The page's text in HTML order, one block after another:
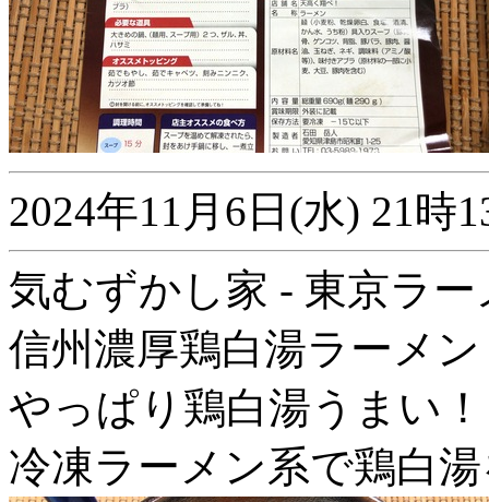
2024年11月6日(水) 21時
気むずかし家 - 東京ラ
信州濃厚鶏白湯ラーメン
やっぱり鶏白湯うまい！
冷凍ラーメン系で鶏白